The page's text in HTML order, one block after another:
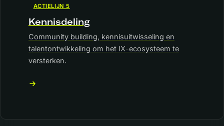
ACTIELIJN 5
Kennisdeling
Community building, kennisuitwisseling en
talentontwikkeling om het IX-ecosysteem te
versterken.